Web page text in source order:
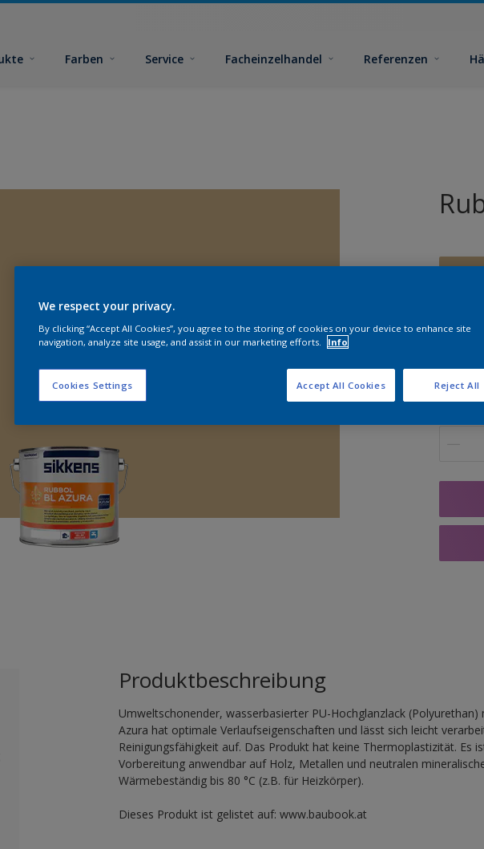
Farben Service Facheinzelhandel Referenzen
Produktbeschreibung
Umweltschonender, wasserbasierter PU-Hochglanzlack
Azura hat optimale Verlaufseigenschaften und lässt sich leicht
Reinigungsfähigkeit auf. Das Produkt hat keine Thermoplastizität. Es
Vorbereitung anwendbar auf Holz, Metallen und neutralen
Wärmebeständig bis 80 °C (z.B. für Heizkörper).
Dieses Produkt ist gelistet auf: www.baubook.at
We respect your privacy.
By clicking “Accept All Cookies”, you agree to the storing of cookies on your device to enhance site
navigation, analyze site usage, and assist in our marketing efforts.
Info
Cookies Settings Reject All
Accept All Cookies